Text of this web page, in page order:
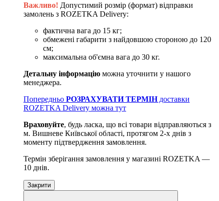
Важливо! Допустимий розмір (формат) відправки
замолень з ROZETKA Delivery:
фактична вага до 15 кг;
обмежені габарити з найдовшою стороною до 120
см;
максимальна об'ємна вага до 30 кг.
Детальну інформацію можна уточнити у нашого
менеджера.
Попередньо РОЗРАХУВАТИ ТЕРМІНдоставки
ROZETKA Delivery можна тут
Враховуйте, будь ласка, що всі товари відправляються з
м. Вишневе Київської області, протягом 2-х днів з
моменту підтвердження замовлення.
Термін зберігання замовлення у магазині ROZETKA —
10 днів.
Закрити